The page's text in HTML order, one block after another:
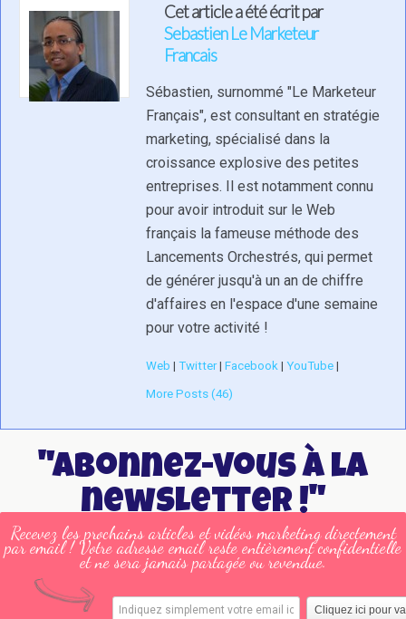
Cet article a été écrit par
Sebastien Le Marketeur
Francais
Sébastien, surnommé "Le Marketeur
Français", est consultant en stratégie
marketing, spécialisé dans la
croissance explosive des petites
entreprises. Il est notamment connu
pour avoir introduit sur le Web
français la fameuse méthode des
Lancements Orchestrés, qui permet
de générer jusqu'à un an de chiffre
d'affaires en l'espace d'une semaine
pour votre activité !
Web | Twitter| Facebook | YouTube |
More Posts (46)
"Abonnez-vous à la
newsletter !"
Recevez les prochains articles et vidéos marketing directement
par email ! Votre adresse email reste entièrement confidentielle
et ne sera jamais partagée ou revendue.